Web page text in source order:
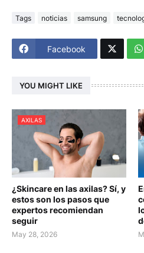
Tags noticias samsung
Facebook
YOU MIGHT LIKE
AXILAS
¿Skincare en las axilas? Sí, y
estos son los pasos que
expertos recomiendan
seguir
May 28, 2026